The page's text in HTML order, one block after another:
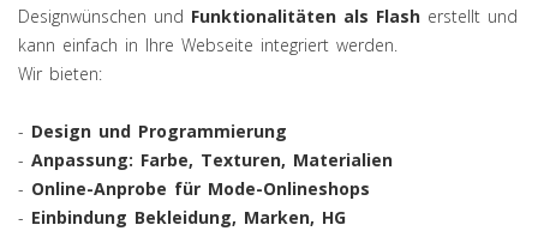
Designwünschen und Funktionalitäten als Flash erstellt und
kann einfach in Ihre Webseite integriert werden.
Wir bieten:
- Design und Programmierung
- Anpassung: Farbe, Texturen, Materialien
- Online-Anprobe für Mode-Onlineshops
- Einbindung Bekleidung, Marken, HG